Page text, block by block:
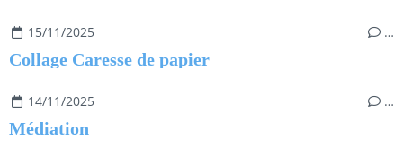
15/11/2025 …
Collage Caresse de papier
14/11/2025 …
Médiation